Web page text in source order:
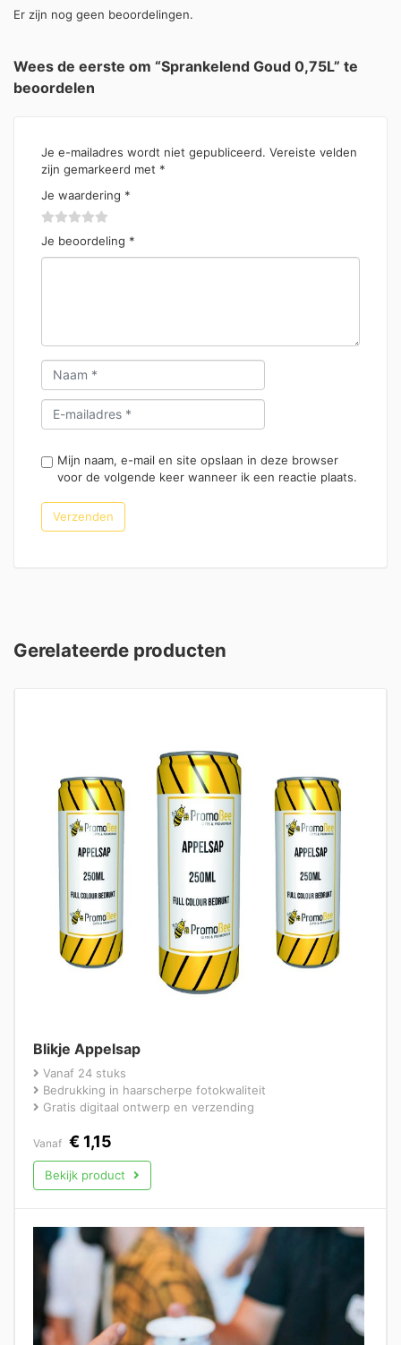
Er zijn nog geen beoordelingen.
Wees de eerste om “Sprankelend Goud 0,75L” te
beoordelen
Je e-mailadres wordt niet gepubliceerd. Vereiste velden
zijn gemarkeerd met *
Je waardering *
Je beoordeling *
Mijn naam, e-mail en site opslaan in deze browser
voor de volgende keer wanneer ik een reactie plaats.
Gerelateerde producten
Blikje Appelsap
Vanaf 24 stuks
Bedrukking in haarscherpe fotokwaliteit
Gratis digitaal ontwerp en verzending
Vanaf € 1,15
Bekijk product